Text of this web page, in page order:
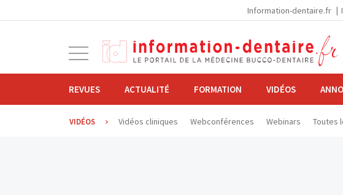
Information-dentaire.fr
navigation
REVUES ACTUALITÉ FORMATION VIDÉOS
VIDÉOS Vidéos cliniques Webconférences Webinars Toutes